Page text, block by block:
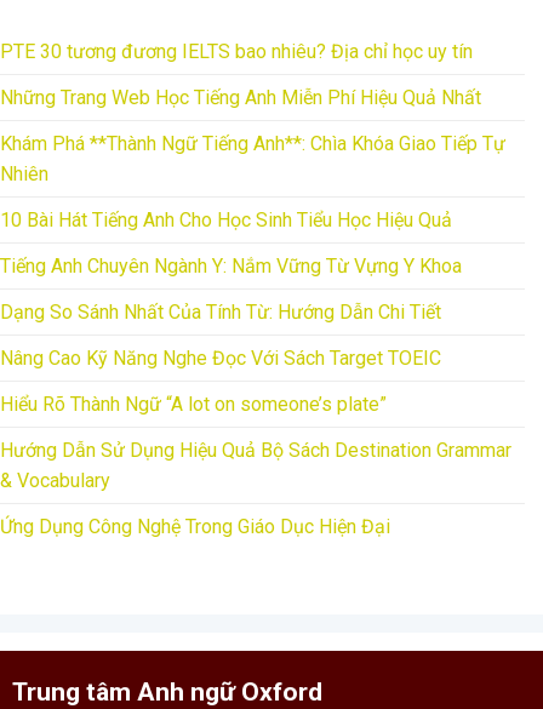
PTE 30 tương đương IELTS bao nhiêu? Địa chỉ học uy tín
Những Trang Web Học Tiếng Anh Miễn Phí Hiệu Quả Nhất
Khám Phá **Thành Ngữ Tiếng Anh**: Chìa Khóa Giao Tiếp Tự
Nhiên
10 Bài Hát Tiếng Anh Cho Học Sinh Tiểu Học Hiệu Quả
Tiếng Anh Chuyên Ngành Y: Nắm Vững Từ Vựng Y Khoa
Dạng So Sánh Nhất Của Tính Từ: Hướng Dẫn Chi Tiết
Nâng Cao Kỹ Năng Nghe Đọc Với Sách Target TOEIC
Hiểu Rõ Thành Ngữ “A lot on someone’s plate”
Hướng Dẫn Sử Dụng Hiệu Quả Bộ Sách Destination Grammar
& Vocabulary
Ứng Dụng Công Nghệ Trong Giáo Dục Hiện Đại
Trung tâm Anh ngữ Oxford